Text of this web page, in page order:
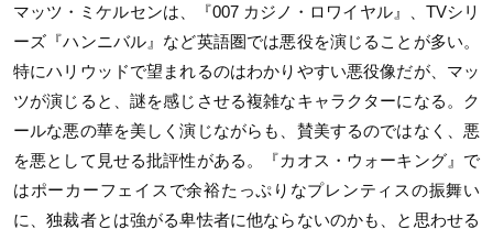
マッツ・ミケルセンは、『007 カジノ・ロワイヤル』、TVシリ
ーズ『ハンニバル』など英語圏では悪役を演じることが多い。
特にハリウッドで望まれるのはわかりやすい悪役像だが、マッ
ツが演じると、謎を感じさせる複雑なキャラクターになる。ク
ールな悪の華を美しく演じながらも、賛美するのではなく、悪
を悪として見せる批評性がある。『カオス・ウォーキング』で
はポーカーフェイスで余裕たっぷりなプレンティスの振舞い
に、独裁者とは強がる卑怯者に他ならないのかも、と思わせる